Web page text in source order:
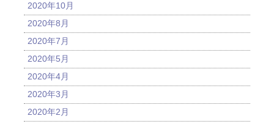
2020年10月
2020年8月
2020年7月
2020年5月
2020年4月
2020年3月
2020年2月